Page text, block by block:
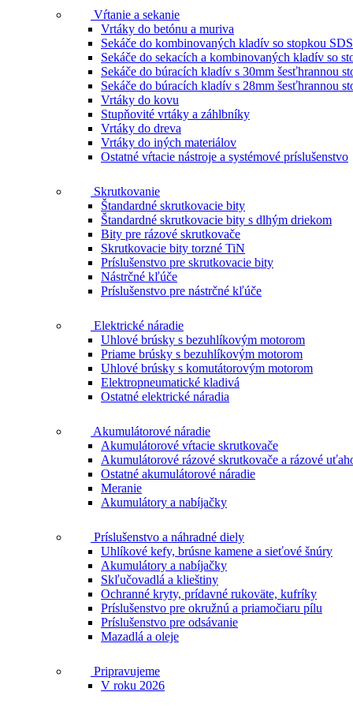
Vŕtanie a sekanie
Vrtáky do betónu a muriva
Sekáče do kombinovaných kladív so stopkou
Sekáče do sekacích a kombinovaných kladív so
Sekáče do búracích kladív s 30mm šesťhrannou
Sekáče do búracích kladív s 28mm šesťhrannou
Vrtáky do kovu
Stupňovité vrtáky a záhlbníky
Vrtáky do dreva
Vrtáky do iných materiálov
Ostatné vŕtacie nástroje a systémové príslušenstvo
Skrutkovanie
Štandardné skrutkovacie bity
Štandardné skrutkovacie bity s dlhým driekom
Bity pre rázové skrutkovače
Skrutkovacie bity torzné TiN
Príslušenstvo pre skrutkovacie bity
Nástrčné kľúče
Príslušenstvo pre nástrčné kľúče
Elektrické náradie
Uhlové brúsky s bezuhlíkovým motorom
Priame brúsky s bezuhlíkovým motorom
Uhlové brúsky s komutátorovým motorom
Elektropneumatické kladivá
Ostatné elektrické náradia
Akumulátorové náradie
Akumulátorové vŕtacie skrutkovače
Akumulátorové rázové skrutkovače a rázové
Ostatné akumulátorové náradie
Meranie
Akumulátory a nabíjačky
Príslušenstvo a náhradné diely
Uhlíkové kefy, brúsne kamene a sieťové šnúry
Akumulátory a nabíjačky
Skľučovadlá a klieštiny
Ochranné kryty, prídavné rukoväte, kufríky
Príslušenstvo pre okružnú a priamočiaru pílu
Príslušenstvo pre odsávanie
Mazadlá a oleje
Pripravujeme
V roku 2026